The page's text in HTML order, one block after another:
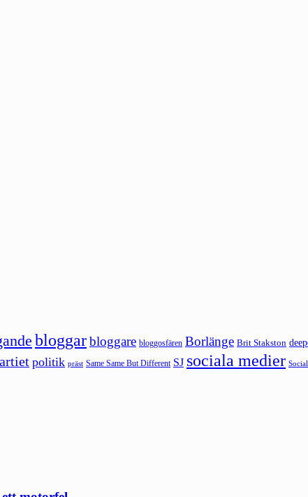
bloggarbloggare bloggosfären Borlänge Brit Stakston
politik präst Same Same But Different SJ sociala medier